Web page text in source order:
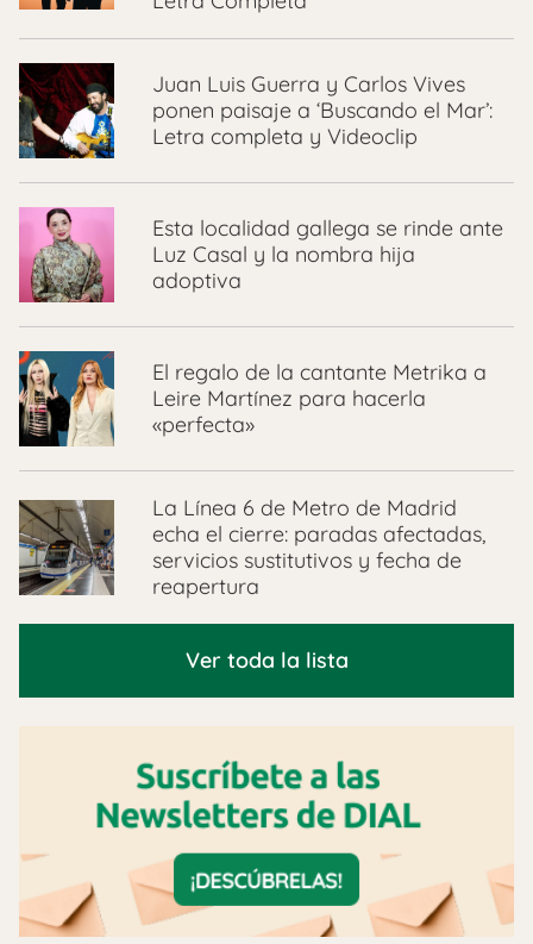
Juan Luis Guerra y Carlos Vives
ponen paisaje a ‘Buscando el Mar’:
Letra completa y Videoclip
Esta localidad gallega se rinde ante
Luz Casal y la nombra hija
adoptiva
El regalo de la cantante Metrika a
Leire Martínez para hacerla
«perfecta»
La Línea 6 de Metro de Madrid
echa el cierre: paradas afectadas,
servicios sustitutivos y fecha de
reapertura
Ver toda la lista